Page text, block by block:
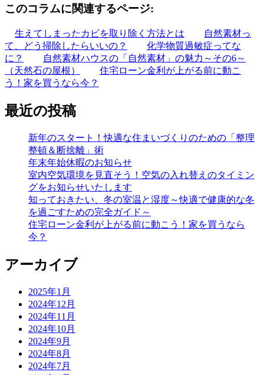
このコラムに関連するページ:
生えてしまったカビを取り除く方法とは
自然素材っ
て、どう掃除したらいいの？
化学物質過敏症ってな
に？
自然素材ハウスの「自然素材」の魅力～その6～
（天然石の屋根）
住宅ローン金利が上がる前に動こ
う！家を買うなら今？
最近の投稿
新年のスタート！快適な住まいづくりのための「整理
整頓＆断捨離」術
年末年始休暇のお知らせ
室内空気環境を見直そう！空気の入れ替えのタイミン
グをお知らせいたします
知っておきたい、冬の室温と湿度～快適で健康的な冬
を過ごすための完全ガイド～
住宅ローン金利が上がる前に動こう！家を買うなら
今？
アーカイブ
2025年1月
2024年12月
2024年11月
2024年10月
2024年9月
2024年8月
2024年7月